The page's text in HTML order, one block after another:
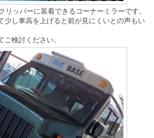
リッパーに装着できるコーナーミラーです。
少し車高を上げると前が見にくいとの声もい
検討ください。